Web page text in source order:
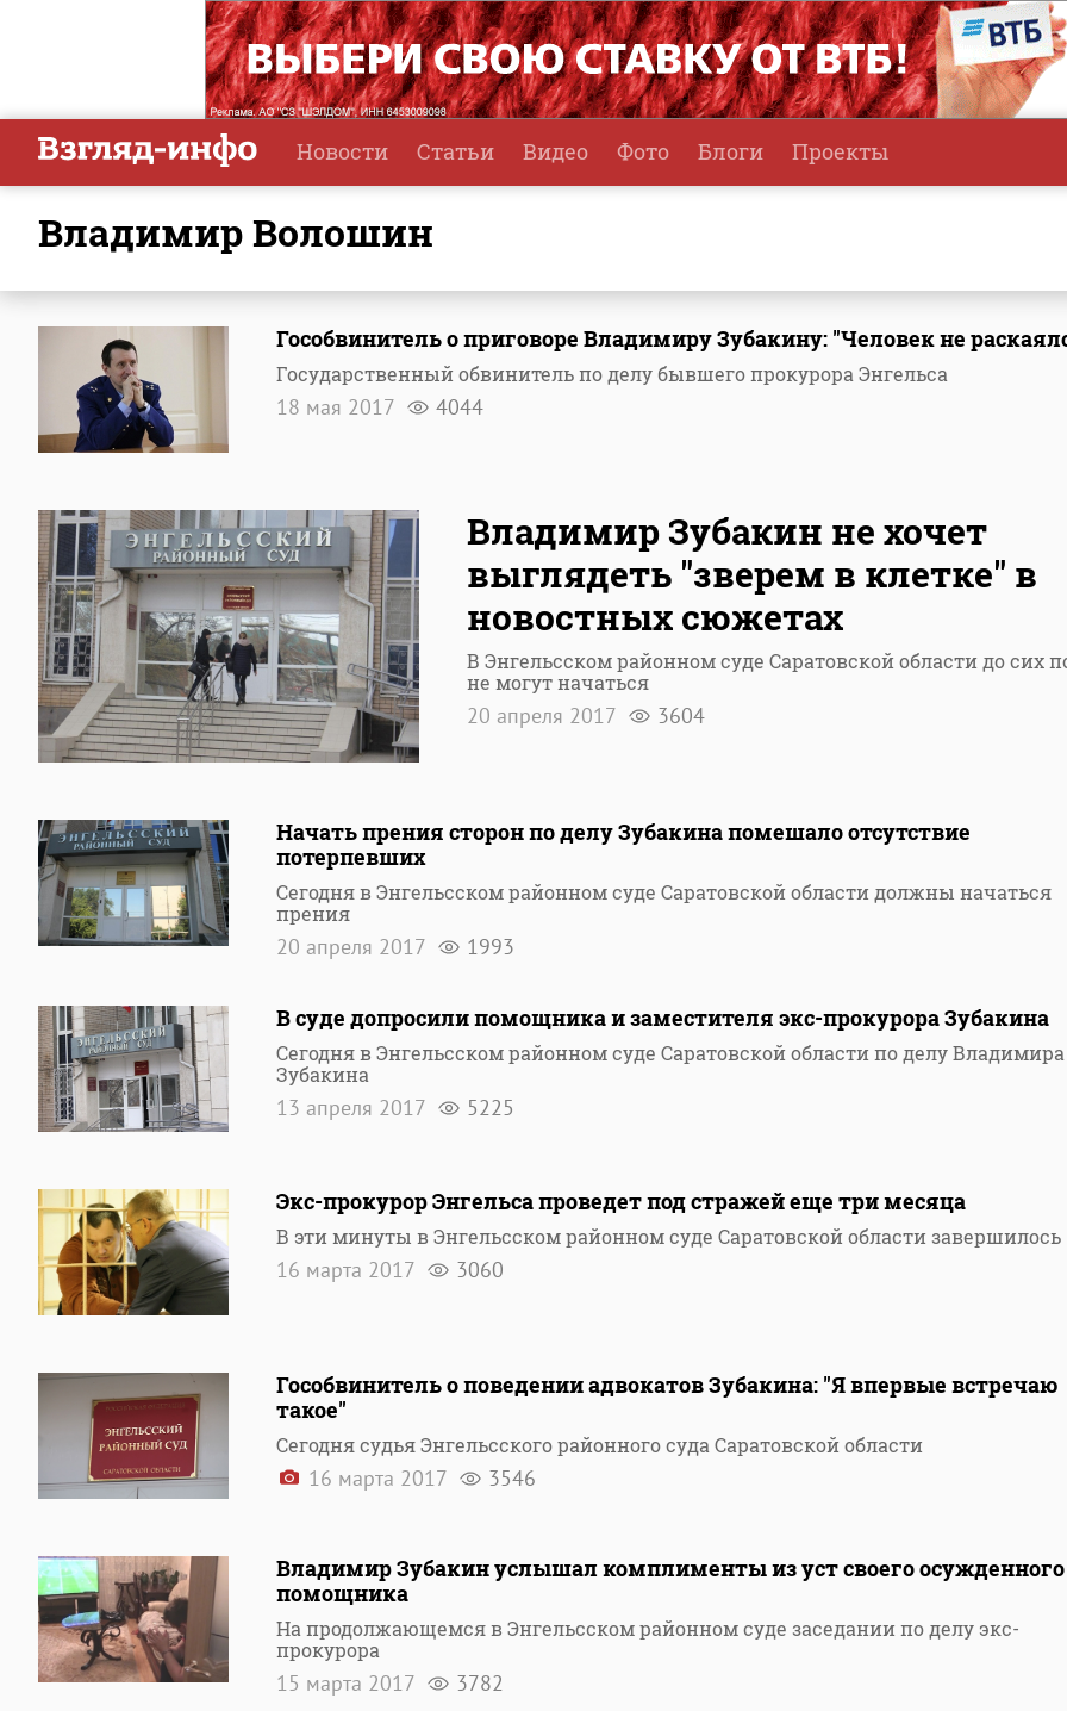
Новости Статьи Видео Фото Блоги Проекты
Владимир Волошин
Гособвинитель о приговоре Владимиру Зубакину: "Человек не
Государственный обвинитель по делу бывшего прокурора Энгельса
18 мая 2017 4044
Владимир Зубакин не хочет
выглядеть "зверем в клетке" в
новостных сюжетах
В Энгельсском районном суде Саратовской области до сих
не могут начаться
20 апреля 2017 3604
Начать прения сторон по делу Зубакина помешало отсутствие
потерпевших
Сегодня в Энгельсском районном суде Саратовской области должны начаться
прения
20 апреля 2017 1993
В суде допросили помощника и заместителя экс-прокурора Зубакина
Сегодня в Энгельсском районном суде Саратовской области по делу Владимира
Зубакина
13 апреля 2017 5225
Экс-прокурор Энгельса проведет под стражей еще три месяца
В эти минуты в Энгельсском районном суде Саратовской области завершилось
16 марта 2017 3060
Гособвинитель о поведении адвокатов Зубакина: "Я впервые встречаю
такое"
Сегодня судья Энгельсского районного суда Саратовской области
16 марта 2017 3546
Владимир Зубакин услышал комплименты из уст своего осужденного
помощника
На продолжающемся в Энгельсском районном суде заседании по делу экс-
прокурора
15 марта 2017 3782